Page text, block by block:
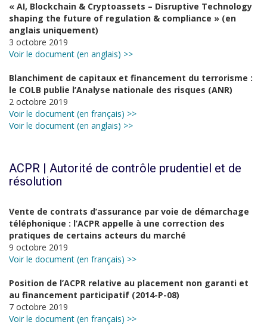
« AI, Blockchain & Cryptoassets – Disruptive Technology
shaping the future of regulation & compliance » (en
anglais uniquement)
3 octobre 2019
Voir le document (en anglais) >>
Blanchiment de capitaux et financement du terrorisme :
le COLB publie l’Analyse nationale des risques (ANR)
2 octobre 2019
Voir le document (en français) >>
Voir le document (en anglais) >>
ACPR | Autorité de contrôle prudentiel et de
résolution
Vente de contrats d’assurance par voie de démarchage
téléphonique : l’ACPR appelle à une correction des
pratiques de certains acteurs du marché
9 octobre 2019
Voir le document (en français) >>
Position de l’ACPR relative au placement non garanti et
au financement participatif (2014-P-08)
7 octobre 2019
Voir le document (en français) >>